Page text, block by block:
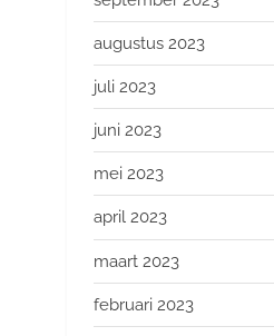
augustus 2023
juli 2023
juni 2023
mei 2023
april 2023
maart 2023
februari 2023